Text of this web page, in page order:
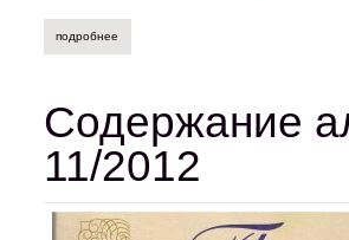
подробнее
Содержание
11/2012